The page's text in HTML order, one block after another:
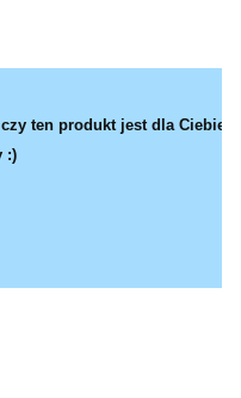
ten produkt jest dla Ciebie?
:)